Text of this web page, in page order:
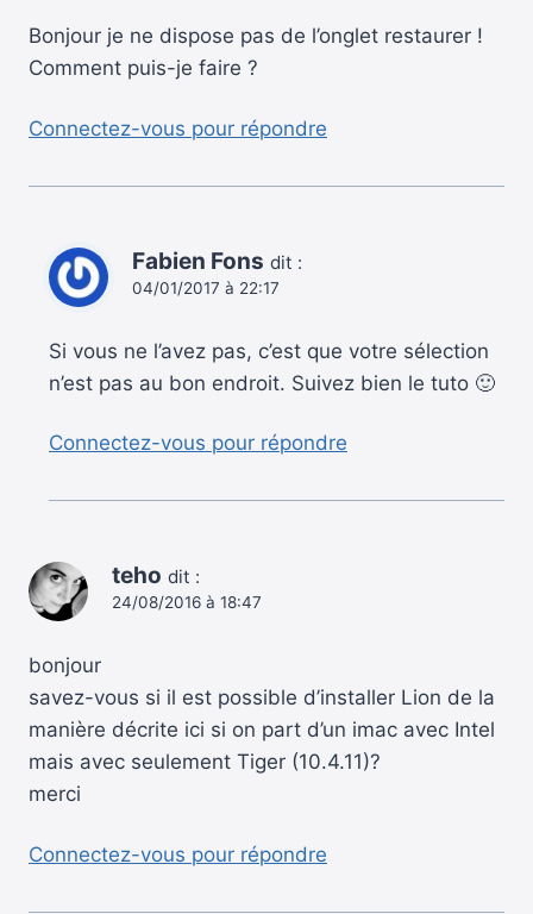
Bonjour je ne dispose pas de l’onglet restaurer !
Comment puis-je faire ?
Connectez-vous pour répondre
Fabien Fons dit :
04/01/2017 à 22:17
Si vous ne l’avez pas, c’est que votre sélection
n’est pas au bon endroit. Suivez bien le tuto 🙂
Connectez-vous pour répondre
teho dit :
24/08/2016 à 18:47
bonjour
savez-vous si il est possible d’installer Lion de la
manière décrite ici si on part d’un imac avec Intel
mais avec seulement Tiger (10.4.11)?
merci
Connectez-vous pour répondre